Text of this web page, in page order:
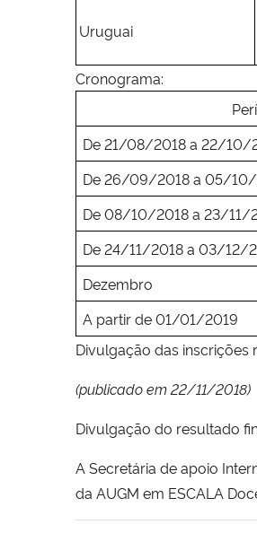
Uruguai
Cronograma:
De 21/08/2018 a22/10/
De 26/09/2018 a 05/
De 08/10/2018 a 23/11/
De 24/11/2018 a 03/12/
Dezembro
A partir de 01/01/2019
Divulgação das
(publicado em 22/11/2018)
Divulgação do resultado
A Secretária de apoio
da AUGM em ESCALA